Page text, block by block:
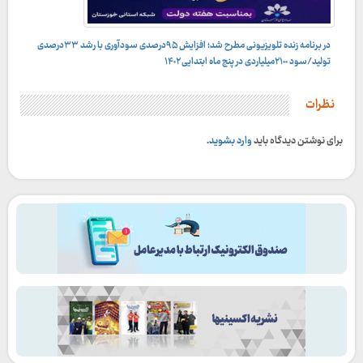
در برنامه زنده تلویزیونی مطرح شد؛ افزایش ۹۵درصدی سودآوری با رشد ۳۳درصدی
تولید/سود ۲۱٠٠میلیاردی در پنج ماه ابتدایی ۱۴٠۲
نظرات
برای نوشتن دیدگاه بایدوارد بشوید.